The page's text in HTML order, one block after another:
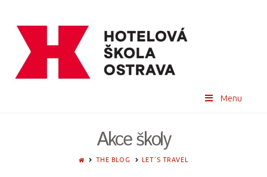
Menu
Akce školy
HOMETHE BLOG LET´S TRAVEL